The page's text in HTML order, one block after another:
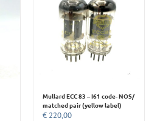
Mullard ECC 83 – I61 code- NOS/
matched pair (yellow label)
€ 220,00